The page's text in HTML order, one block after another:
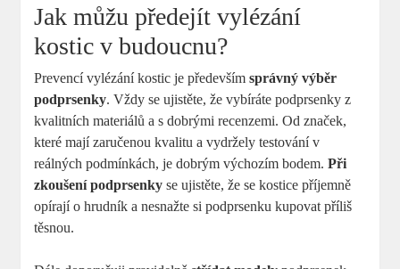
Jak můžu předejít vylézání
kostic v budoucnu?
Prevencí vylézání kostic je předevšímsprávný výběr
podprsenky. Vždy se ujistěte, že vybíráte podprsenky z
kvalitních materiálů a s dobrými recenzemi. Od značek,
které mají zaručenou kvalitu a vydržely testování v
reálných podmínkách, je dobrým výchozím bodem.Při
zkoušení podprsenky se ujistěte, že se kostice příjemně
opírají o hrudník a nesnažte si podprsenku kupovat příliš
těsnou.